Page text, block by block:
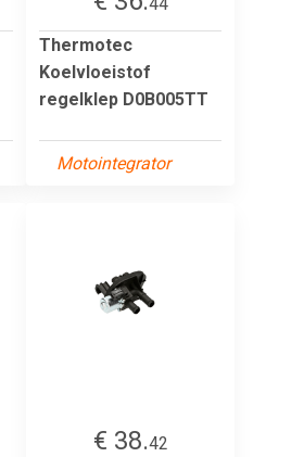
Thermotec
Koelvloeistof
regelklep D0B005TT
Motointegrator
€ 38.42